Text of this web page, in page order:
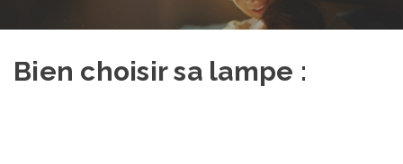
Bien choisir sa lampe :